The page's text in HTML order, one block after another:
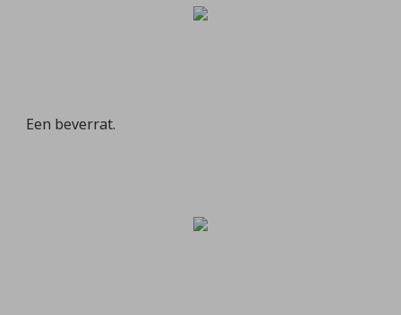
Een beverrat.